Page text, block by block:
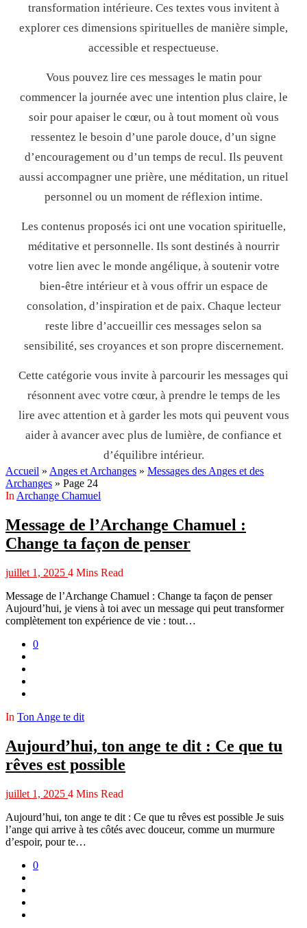
transformation intérieure. Ces textes vous invitent à
explorer ces dimensions spirituelles de manière simple,
accessible et respectueuse.
Vous pouvez lire ces messages le matin pour
commencer la journée avec une intention plus claire, le
soir pour apaiser le cœur, ou à tout moment où vous
ressentez le besoin d’une parole douce, d’un signe
d’encouragement ou d’un temps de recul. Ils peuvent
aussi accompagner une prière, une méditation, un rituel
personnel ou un moment de réflexion intime.
Les contenus proposés ici ont une vocation spirituelle,
méditative et personnelle. Ils sont destinés à nourrir
votre lien avec le monde angélique, à soutenir votre
bien-être intérieur et à vous offrir un espace de
consolation, d’inspiration et de paix. Chaque lecteur
reste libre d’accueillir ces messages selon sa
sensibilité, ses croyances et son propre discernement.
Cette catégorie vous invite à parcourir les messages qui
résonnent avec votre cœur, à prendre le temps de les
lire avec attention et à garder les mots qui peuvent vous
aider à avancer avec plus de lumière, de confiance et
d’équilibre intérieur.
Accueil » Anges et Archanges » Messages des Anges et des
Archanges » Page 24
In Archange Chamuel
Message de l’Archange Chamuel :
Change ta façon de penser
juillet 1, 2025 4 Mins Read
Message de l’Archange Chamuel : Change ta façon de penser
Aujourd’hui, je viens à toi avec un message qui peut transformer
complètement ton expérience de vie : tout…
0
In Ton Ange te dit
Aujourd’hui, ton ange te dit : Ce que tu
rêves est possible
juillet 1, 2025 4 Mins Read
Aujourd’hui, ton ange te dit : Ce que tu rêves est possible Je suis
l’ange qui arrive à tes côtés avec douceur, comme un murmure
d’espoir, pour te…
0